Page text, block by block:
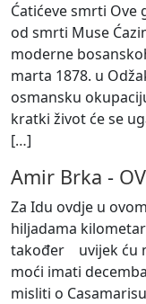
Ćatićeve smrti Ove
od smrti Muse
moderne
marta 1878. u
osmansku
kratki život će se
[…]
Amir Brka -
Za Idu ovdje u
hiljadama
također uvijek ću
moći imati
misliti o